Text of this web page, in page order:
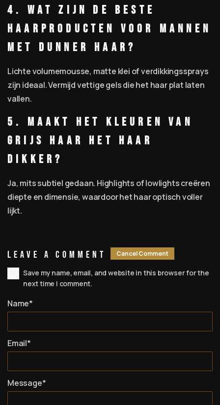
4. Wat zijn de beste
haarproducten voor mannen
met dunner haar?
Lichte volumemousse, matte klei of verdikkingssprays
zijn ideaal. Vermijd vettige gels die het haar plat laten
vallen.
5. Maakt het kleuren van
grijs haar het haar
dikker?
Ja, mits subtiel gedaan. Highlights of lowlights creëren
diepte en dimensie, waardoor het haar optisch voller
lijkt.
Leave A Comment Cancel Comment
Name*
Email*
Save my name, email, and website in this browser for the
next time I comment.
Message*